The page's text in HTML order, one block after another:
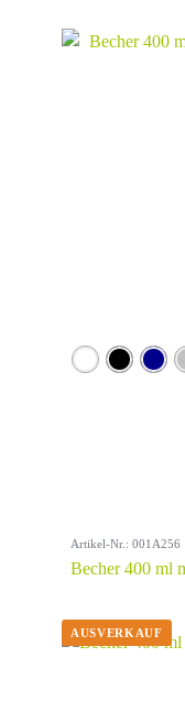
Artikel-Nr.: 001A256
Becher 400 ml